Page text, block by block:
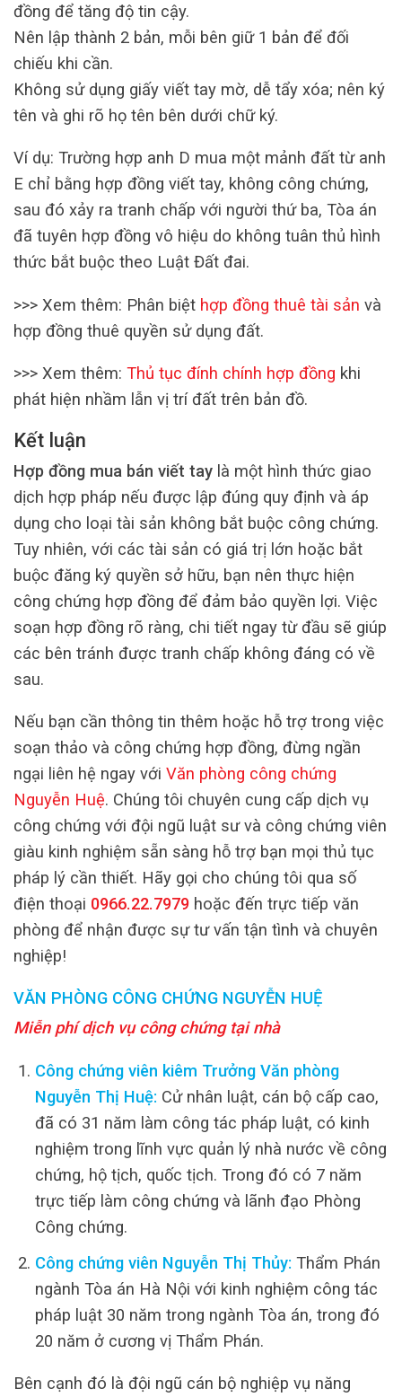
đồng để tăng độ tin cậy.
Nên lập thành 2 bản, mỗi bên giữ 1 bản để đối
chiếu khi cần.
Không sử dụng giấy viết tay mờ, dễ tẩy xóa; nên ký
tên và ghi rõ họ tên bên dưới chữ ký.
Ví dụ: Trường hợp anh D mua một mảnh đất từ anh
E chỉ bằng hợp đồng viết tay, không công chứng,
sau đó xảy ra tranh chấp với người thứ ba, Tòa án
đã tuyên hợp đồng vô hiệu do không tuân thủ hình
thức bắt buộc theo Luật Đất đai.
>>> Xem thêm: Phân biệt hợp đồng thuê tài sản và
hợp đồng thuê quyền sử dụng đất.
>>> Xem thêm: Thủ tục đính chính hợp đồng khi
phát hiện nhầm lẫn vị trí đất trên bản đồ.
Kết luận
Hợp đồng mua bán viết tay là một hình thức giao
dịch hợp pháp nếu được lập đúng quy định và áp
dụng cho loại tài sản không bắt buộc công chứng.
Tuy nhiên, với các tài sản có giá trị lớn hoặc bắt
buộc đăng ký quyền sở hữu, bạn nên thực hiện
công chứng hợp đồng để đảm bảo quyền lợi. Việc
soạn hợp đồng rõ ràng, chi tiết ngay từ đầu sẽ giúp
các bên tránh được tranh chấp không đáng có về
sau.
Nếu bạn cần thông tin thêm hoặc hỗ trợ trong việc
soạn thảo và công chứng hợp đồng, đừng ngần
ngại liên hệ ngay với Văn phòng công chứng
Nguyễn Huệ. Chúng tôi chuyên cung cấp dịch vụ
công chứng với đội ngũ luật sư và công chứng viên
giàu kinh nghiệm sẵn sàng hỗ trợ bạn mọi thủ tục
pháp lý cần thiết. Hãy gọi cho chúng tôi qua số
điện thoại 0966.22.7979 hoặc đến trực tiếp văn
phòng để nhận được sự tư vấn tận tình và chuyên
nghiệp!
VĂN PHÒNG CÔNG CHỨNG NGUYỄN HUỆ
Miễn phí dịch vụ công chứng tại nhà
Công chứng viên kiêm Trưởng Văn phòng
Nguyễn Thị Huệ: Cử nhân luật, cán bộ cấp cao,
đã có 31 năm làm công tác pháp luật, có kinh
nghiệm trong lĩnh vực quản lý nhà nước về công
chứng, hộ tịch, quốc tịch. Trong đó có 7 năm
trực tiếp làm công chứng và lãnh đạo Phòng
Công chứng.
Công chứng viên Nguyễn Thị Thủy: Thẩm Phán
ngành Tòa án Hà Nội với kinh nghiệm công tác
pháp luật 30 năm trong ngành Tòa án, trong đó
20 năm ở cương vị Thẩm Phán.
Bên cạnh đó là đội ngũ cán bộ nghiệp vụ năng